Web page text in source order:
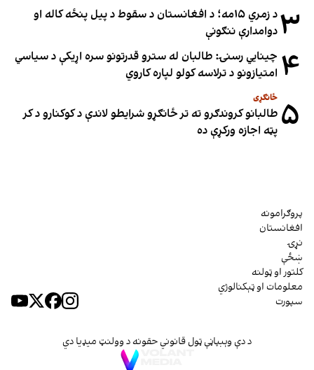
۳
د زمري ۱۵مه؛ د افغانستان د سقوط د پیل پنځه کاله او
دوامدارې ننګونې
۴ چینایي رسنۍ: طالبان له سترو قدرتونو سره اړیکې د سیاسي
امتیازونو د ترلاسه کولو لپاره کاروي
۵ ځانګړی
طالبانو کروندګرو ته تر ځانګړو شرایطو لاندې د کوکنارو د کر
پټه اجازه ورکړې ده
پروګرامونه
افغانستان
نړۍ
ښځې
کلتور او ټولنه
معلومات او ټېکنالوژي
سپورت
د دې وېبپاڼې ټول قانوني حقونه د وولنټ میډیا دي